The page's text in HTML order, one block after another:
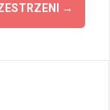
→